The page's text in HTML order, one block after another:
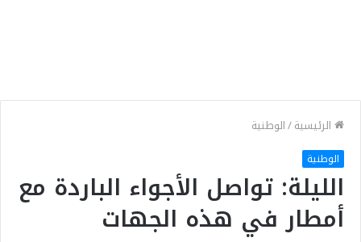
الرئيسية/الوطنية
الوطنية
الليلة: تواصل الأجواء الباردة مع
أمطار في هذه الجهات